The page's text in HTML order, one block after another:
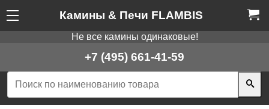
Камины & Печи FLAMBIS
Не все камины одинаковые!
+7 (495) 661-41-59